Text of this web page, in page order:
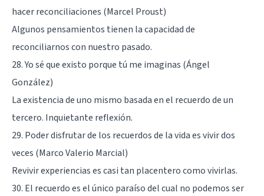
hacer reconciliaciones (Marcel Proust)
Algunos pensamientos tienen la capacidad de
reconciliarnos con nuestro pasado.
28. Yo sé que existo porque tú me imaginas (Ángel
González)
La existencia de uno mismo basada en el recuerdo de un
tercero. Inquietante reflexión.
29. Poder disfrutar de los recuerdos de la vida es vivir dos
veces (Marco Valerio Marcial)
Revivir experiencias es casi tan placentero como vivirlas.
30. El recuerdo es el único paraíso del cual no podemos ser